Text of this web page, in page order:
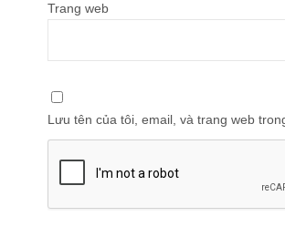
Trang web
Lưu tên của tôi, email, và trang web